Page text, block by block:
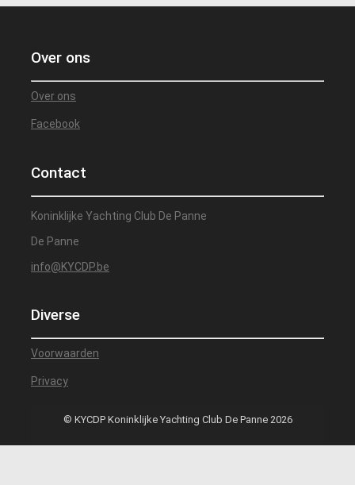
Over ons
Over ons
Facebook
Contact
Koninklijke Yachting Club De Panne
De Panne
info@KYCDP.be
Diverse
Voorwaarden
Privacy
© KYCDP Koninklijke Yachting Club De Panne 2026